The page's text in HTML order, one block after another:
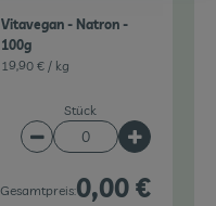
Vitavegan - Natron -
100g
19,90 € / kg
Stück
Artikelanzahl
Gesamtpreis:0,00 €